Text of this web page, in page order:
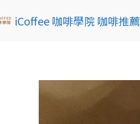
iCoffee 咖啡學院 咖啡推薦